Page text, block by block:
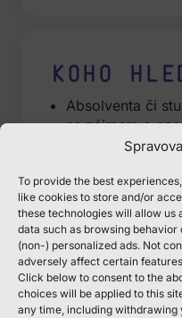
To provide the best
like cookies to store and/or
these technologies will allow us
data such as browsing behavior
(non-) personalized ads. Not
adversely affect certain
Click below to consent to the
choices will be applied to this
any time, including withdrawing
Koho
Absolventa či
se zájmem o
Hledáme
učit novým
znalosti.
Týmového a
našich týmů